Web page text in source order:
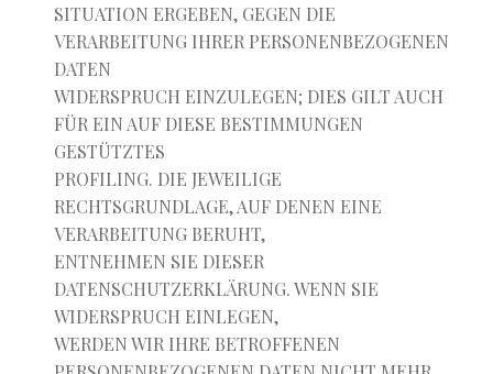
SITUATION ERGEBEN, GEGEN DIE
VERARBEITUNG IHRER PERSONENBEZOGENEN
DATEN
WIDERSPRUCH EINZULEGEN; DIES GILT AUCH
FÜR EIN AUF DIESE BESTIMMUNGEN
GESTÜTZTES
PROFILING. DIE JEWEILIGE
RECHTSGRUNDLAGE, AUF DENEN EINE
VERARBEITUNG BERUHT,
ENTNEHMEN SIE DIESER
DATENSCHUTZERKLÄRUNG. WENN SIE
WIDERSPRUCH EINLEGEN,
WERDEN WIR IHRE BETROFFENEN